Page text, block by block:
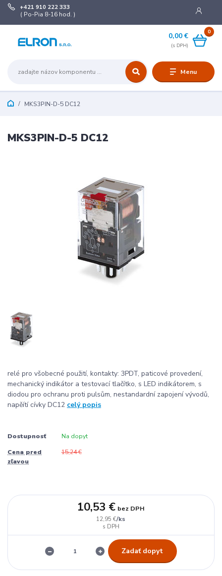
Menu
+421 910 222 333
( Po-Pia 8-16 hod. )
0
0,00 €
MKS3PIN-D-5 DC12
MKS3PIN-D-5 DC12
relé pro všobecné použití, kontakty: 3PDT, paticové provedení,
mechanický indikátor a testovací tlačítko, s LED indikátorem, s
diodou pro ochranu proti pulsům, nestandardní zapojení vývodů,
napěítí cívky DC12 celý popis
Dostupnosť Na dopyt
Cena pred
zľavou
15,24 €
12,95 €/ks
10,53 € bez DPH
Zadať dopyt